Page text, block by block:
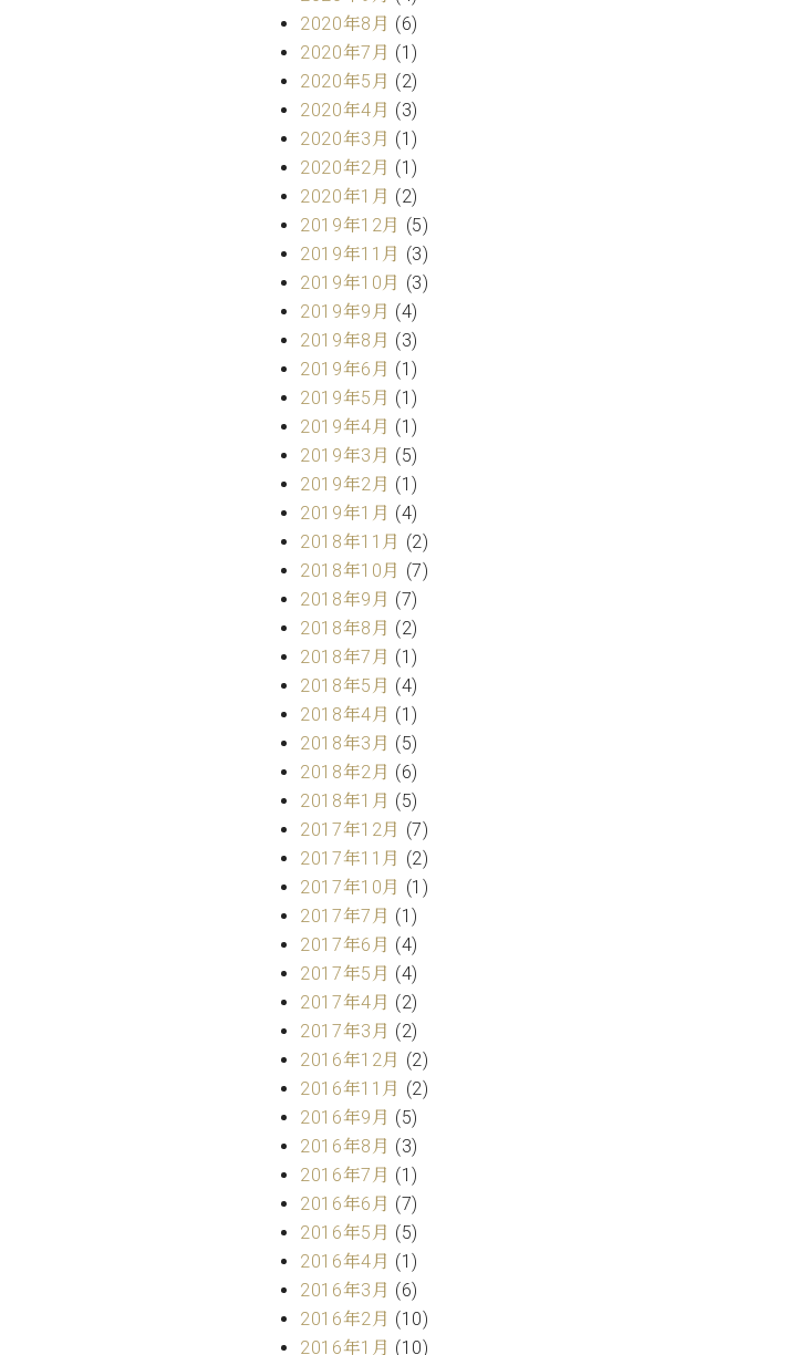
2020年8月 (6)
2020年7月 (1)
2020年5月 (2)
2020年4月 (3)
2020年3月 (1)
2020年2月 (1)
2020年1月 (2)
2019年12月 (5)
2019年11月 (3)
2019年10月 (3)
2019年9月 (4)
2019年8月 (3)
2019年6月 (1)
2019年5月 (1)
2019年4月 (1)
2019年3月 (5)
2019年2月 (1)
2019年1月 (4)
2018年11月 (2)
2018年10月 (7)
2018年9月 (7)
2018年8月 (2)
2018年7月 (1)
2018年5月 (4)
2018年4月 (1)
2018年3月 (5)
2018年2月 (6)
2018年1月 (5)
2017年12月 (7)
2017年11月 (2)
2017年10月 (1)
2017年7月 (1)
2017年6月 (4)
2017年5月 (4)
2017年4月 (2)
2017年3月 (2)
2016年12月 (2)
2016年11月 (2)
2016年9月 (5)
2016年8月 (3)
2016年7月 (1)
2016年6月 (7)
2016年5月 (5)
2016年4月 (1)
2016年3月 (6)
2016年2月 (10)
2016年1月 (10)